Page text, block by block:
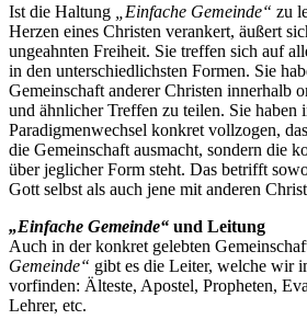
Ist die Haltung
„Einfache Gemeinde“ zu
Herzen eines Christen verankert, äußert
ungeahnten Freiheit. Sie treffen sich auf
in den unterschiedlichsten Formen. Sie
Gemeinschaft anderer Christen innerhalb
und ähnlicher Treffen zu teilen. Sie haben
Paradigmenwechsel konkret vollzogen,
die Gemeinschaft ausmacht, sondern die
über jeglicher Form steht. Das betrifft
Gott selbst als auch jene mit anderen
„Einfache Gemeinde“ und Leitung
Auch in der konkret gelebten
Gemeinde“ gibt es die Leiter, welche wir
vorfinden: Älteste, Apostel, Propheten,
Lehrer, etc.